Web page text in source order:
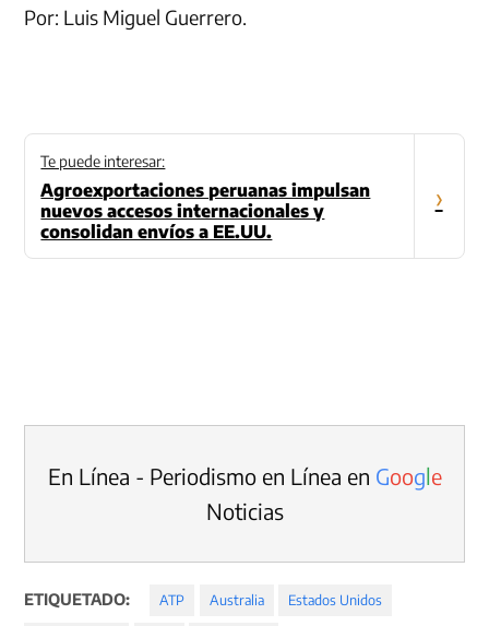
Por: Luis Miguel Guerrero.
Te puede interesar:
Agroexportaciones peruanas impulsan
nuevos accesos internacionales y
consolidan envíos a EE.UU.
›
En Línea - Periodismo en Línea en Google
Noticias
ETIQUETADO: ATP Australia Estados Unidos